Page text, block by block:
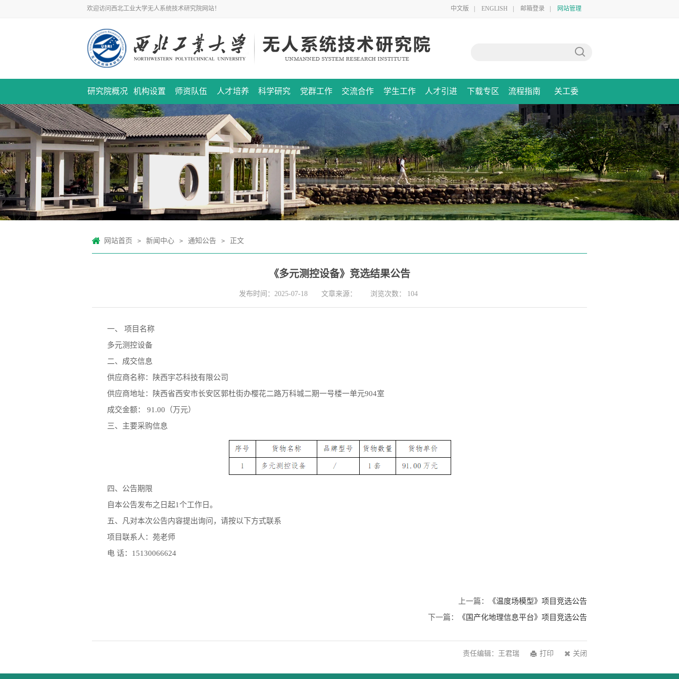
欢迎访问西北工业大学无人系统技术研究院网站！ 中文版 ENGLISH 邮箱登录 网站管理
研究院概况 机构设置 师资队伍 人才培养 科学研究 党群工作 交流合作 学生工作 人才引进 下载专区 流程指南 关工委
网站首页 > 新闻中心 > 通知公告 > 正文
《多元测控设备》竞选结果公告
发布时间：2025-07-18 文章来源： 浏览次数： 104
一、 项目名称
多元测控设备
二、成交信息
供应商名称：陕西宇芯科技有限公司
供应商地址：陕西省西安市长安区郭杜街办樱花二路万科城二期一号楼一单元904室
成交金额： 91.00（万元）
三、主要采购信息
四、公告期限
自本公告发布之日起1个工作日。
五、凡对本次公告内容提出询问，请按以下方式联系
项目联系人：苑老师
电 话：15130066624
上一篇：
《温度场模型》项目竞选公告
下一篇：
《国产化地理信息平台》项目竞选公告
关闭
打印
责任编辑：王君瑞